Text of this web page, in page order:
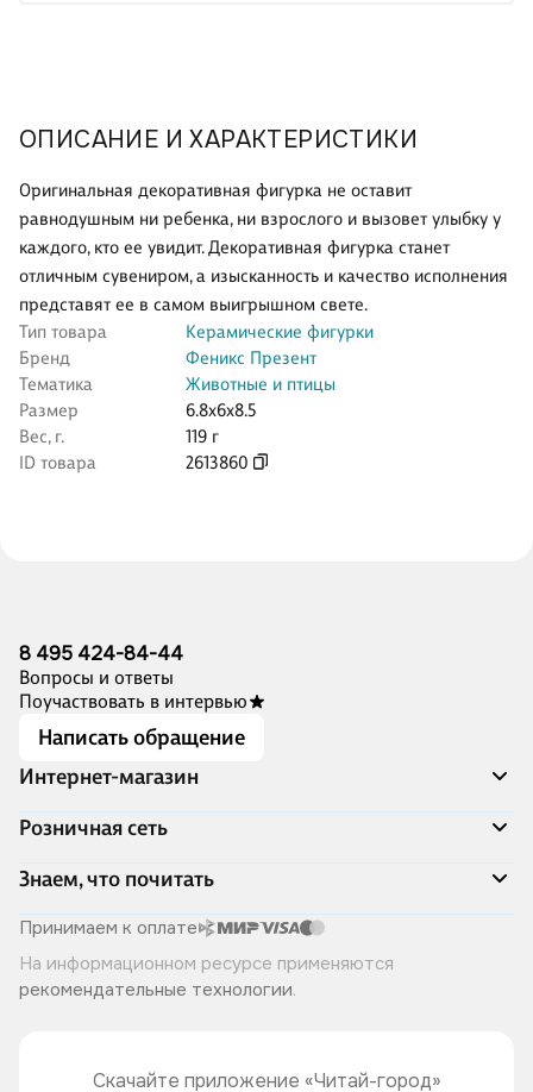
ОПИСАНИЕ И ХАРАКТЕРИСТИКИ
Оригинальная декоративная фигурка не оставит
равнодушным ни ребенка, ни взрослого и вызовет улыбку у
каждого, кто ее увидит. Декоративная фигурка станет
отличным сувениром, а изысканность и качество исполнения
представят ее в самом выигрышном свете.
Тип товара
Керамические фигурки
Бренд
Феникс Презент
Тематика
Животные и птицы
Размер
6.8x6x8.5
Вес, г.
119 г
ID товара
2613860
8 495 424-84-44
Вопросы и ответы
Поучаствовать в интервью
Написать обращение
Интернет-магазин
Акции
Доставка и оплата
Программа лояльности
Подарочные сертификаты
Правила продажи
Политика конфиденциальности
Розничная сеть
Адреса магазинов
Книжный Дозор
О компании
Читай-город для бизнеса
Хотите у нас работать?
Знаем, что почитать
Скоро в продаже
Лучшие из лучших
Читай-журнал
Принимаем к оплате
На информационном ресурсе применяются
рекомендательные технологии.
Скачайте приложение «Читай-город»